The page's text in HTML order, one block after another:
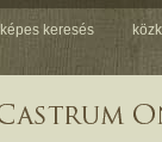
keresés